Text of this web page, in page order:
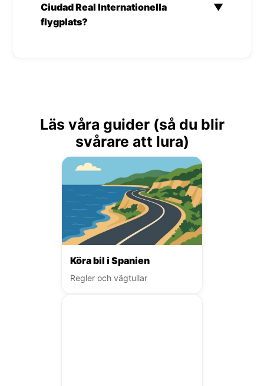
Ciudad Real Internationella
flygplats?
▼
Läs våra guider (så du blir
svårare att lura)
Köra bil i Spanien
Regler och vägtullar